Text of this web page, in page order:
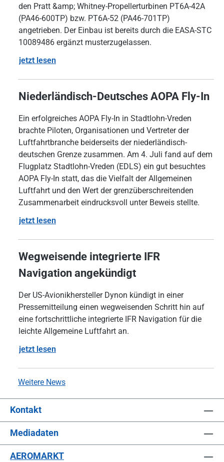
den Pratt &amp; Whitney-Propellerturbinen PT6A-42A
(PA46-600TP) bzw. PT6A-52 (PA46-701TP)
angetrieben. Der Einbau ist bereits durch die EASA-STC
10089486 ergänzt musterzugelassen.
jetzt lesen
Niederländisch-Deutsches AOPA Fly-In
Ein erfolgreiches AOPA Fly-In in Stadtlohn-Vreden
brachte Piloten, Organisationen und Vertreter der
Luftfahrtbranche beiderseits der niederländisch-
deutschen Grenze zusammen. Am 4. Juli fand auf dem
Flugplatz Stadtlohn-Vreden (EDLS) ein gut besuchtes
AOPA Fly-In statt, das die Vielfalt der Allgemeinen
Luftfahrt und den Wert der grenzüberschreitenden
Zusammenarbeit eindrucksvoll unter Beweis stellte.
jetzt lesen
Wegweisende integrierte IFR
Navigation angekündigt
Der US-Avionikhersteller Dynon kündigt in einer
Pressemitteilung einen wegweisenden Schritt hin auf
eine fortschrittliche integrierte IFR Navigation für die
leichte Allgemeine Luftfahrt an.
jetzt lesen
Weitere News
Kontakt
Mediadaten
AEROMARKT